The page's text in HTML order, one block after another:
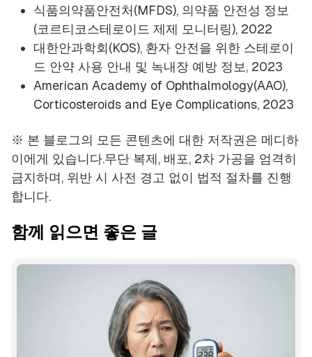
식품의약품안전처(MFDS), 의약품 안전성 정보
(코르티코스테로이드 제제 모니터링), 2022
대한안과학회(KOS), 환자 안전을 위한 스테로이
드 안약 사용 안내 및 녹내장 예방 정보, 2023
American Academy of Ophthalmology(AAO),
Corticosteroids and Eye Complications, 2023
※ 본 블로그의 모든 콘텐츠에 대한 저작권은 메디하
이에게 있습니다.무단 복제, 배포, 2차 가공을 엄격히
금지하며, 위반 시 사전 경고 없이 법적 절차를 진행
합니다.
함께 읽으면 좋은 글